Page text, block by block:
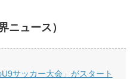
ニュース）
サッカー大会」がスタート